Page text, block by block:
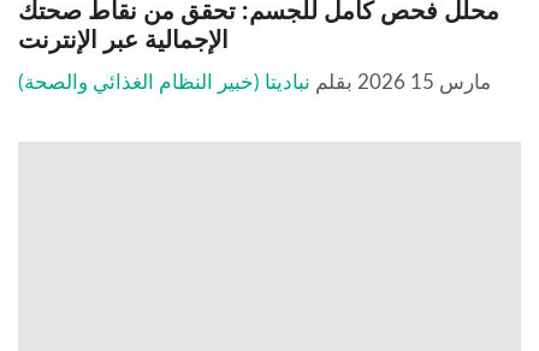
محلل فحص كامل للجسم: تحقق من نقاط صحتك
الإجمالية عبر الإنترنت
مارس 15 2026 بقلم نباديتا (خبير النظام الغذائي والصحة)